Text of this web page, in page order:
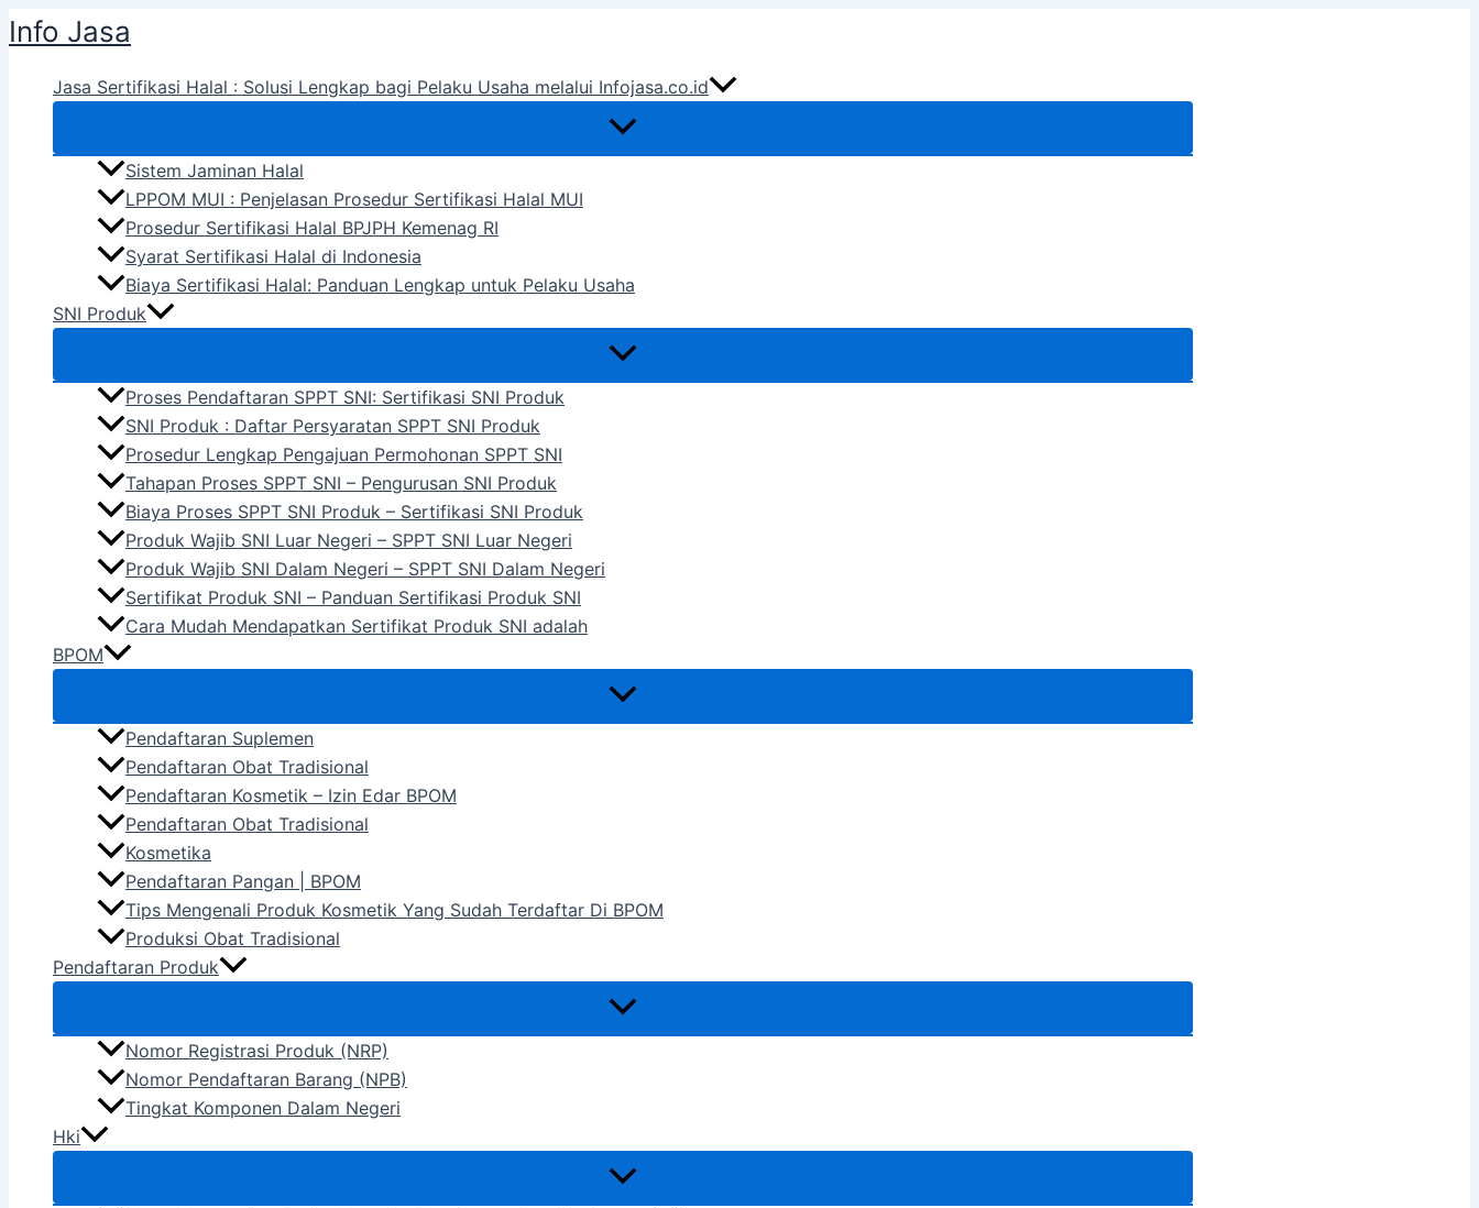
Skip
to
content
Info Jasa
Jasa Sertifikasi Halal : Solusi Lengkap bagi Pelaku Usaha melalui Infojasa.co.id
Sistem Jaminan Halal
LPPOM MUI : Penjelasan Prosedur Sertifikasi Halal MUI
Prosedur Sertifikasi Halal BPJPH Kemenag RI
Syarat Sertifikasi Halal di Indonesia
Biaya Sertifikasi Halal: Panduan Lengkap untuk Pelaku Usaha
SNI Produk
Proses Pendaftaran SPPT SNI: Sertifikasi SNI Produk
SNI Produk : Daftar Persyaratan SPPT SNI Produk
Prosedur Lengkap Pengajuan Permohonan SPPT SNI
Tahapan Proses SPPT SNI – Pengurusan SNI Produk
Biaya Proses SPPT SNI Produk – Sertifikasi SNI Produk
Produk Wajib SNI Luar Negeri – SPPT SNI Luar Negeri
Produk Wajib SNI Dalam Negeri – SPPT SNI Dalam Negeri
Sertifikat Produk SNI – Panduan Sertifikasi Produk SNI
Cara Mudah Mendapatkan Sertifikat Produk SNI adalah
BPOM
Pendaftaran Suplemen
Pendaftaran Obat Tradisional
Pendaftaran Kosmetik – Izin Edar BPOM
Pendaftaran Obat Tradisional
Kosmetika
Pendaftaran Pangan | BPOM
Tips Mengenali Produk Kosmetik Yang Sudah Terdaftar Di BPOM
Produksi Obat Tradisional
Pendaftaran Produk
Nomor Registrasi Produk (NRP)
Nomor Pendaftaran Barang (NPB)
Tingkat Komponen Dalam Negeri
Hki